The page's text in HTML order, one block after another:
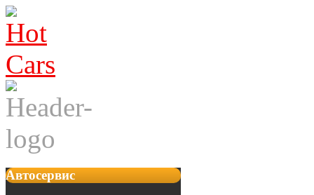
Автосервис